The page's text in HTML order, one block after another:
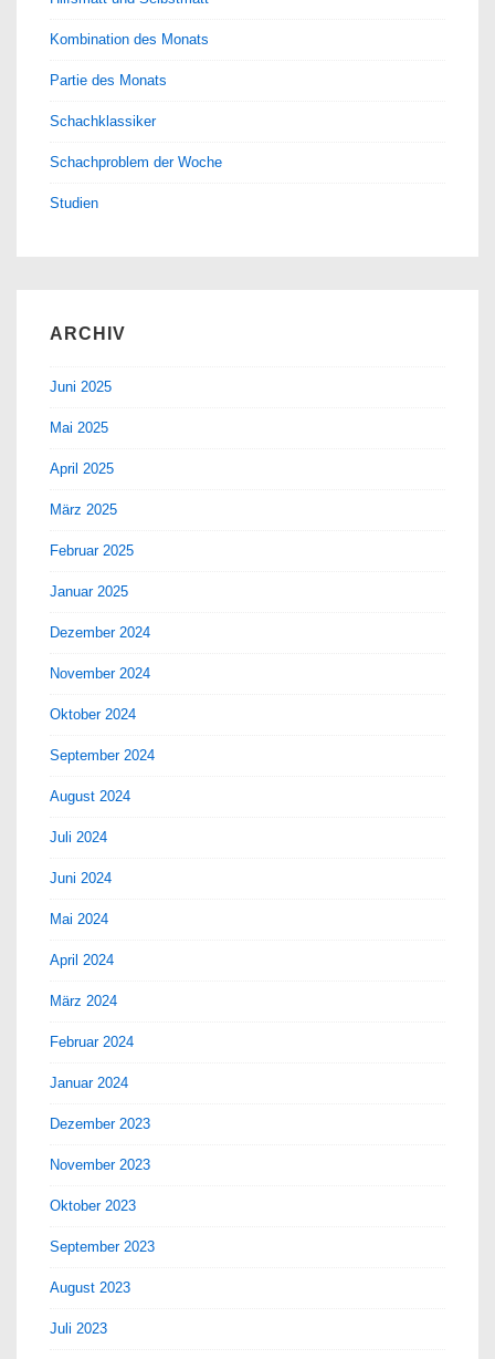
Kombination des Monats
Partie des Monats
Schachklassiker
Schachproblem der Woche
Studien
ARCHIV
Juni 2025
Mai 2025
April 2025
März 2025
Februar 2025
Januar 2025
Dezember 2024
November 2024
Oktober 2024
September 2024
August 2024
Juli 2024
Juni 2024
Mai 2024
April 2024
März 2024
Februar 2024
Januar 2024
Dezember 2023
November 2023
Oktober 2023
September 2023
August 2023
Juli 2023